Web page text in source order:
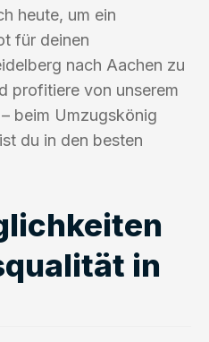
heute, um ein
für deinen
nach Aachen zu
profitiere von unserem
beim Umzugskönig
du in den besten
in